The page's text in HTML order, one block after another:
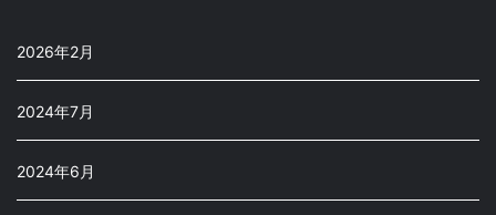
2026年2月
2024年7月
2024年6月